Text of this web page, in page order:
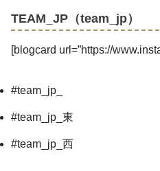
TEAM_JP（team_jp）
[blogcard url=”https://
#team_jp_
#team_jp_東
#team_jp_西